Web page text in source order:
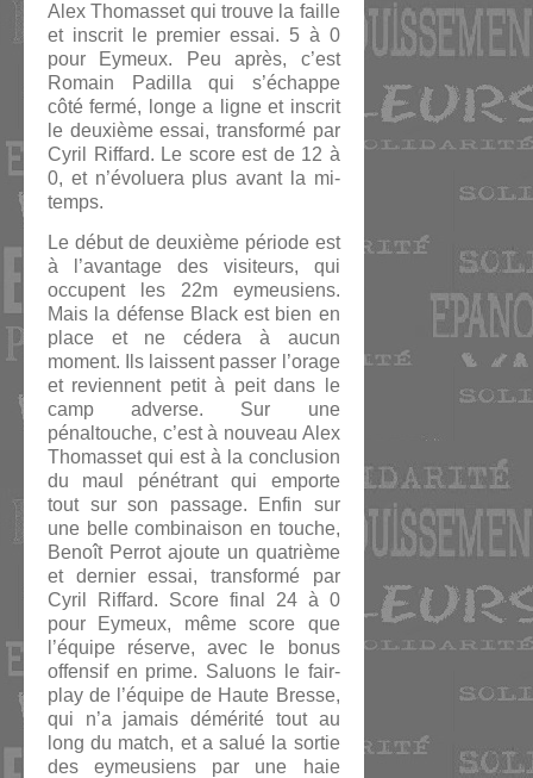
Alex Thomasset qui trouve la faille
et inscrit le premier essai. 5 à 0
pour Eymeux. Peu après, c’est
Romain Padilla qui s’échappe
côté fermé, longe a ligne et inscrit
le deuxième essai, transformé par
Cyril Riffard. Le score est de 12 à
0, et n’évoluera plus avant la mi-
temps.
Le début de deuxième période est
à l’avantage des visiteurs, qui
occupent les 22m eymeusiens.
Mais la défense Black est bien en
place et ne cédera à aucun
moment. Ils laissent passer l’orage
et reviennent petit à peit dans le
camp adverse. Sur une
pénaltouche, c’est à nouveau Alex
Thomasset qui est à la conclusion
du maul pénétrant qui emporte
tout sur son passage. Enfin sur
une belle combinaison en touche,
Benoît Perrot ajoute un quatrième
et dernier essai, transformé par
Cyril Riffard. Score final 24 à 0
pour Eymeux, même score que
l’équipe réserve, avec le bonus
offensif en prime. Saluons le fair-
play de l’équipe de Haute Bresse,
qui n’a jamais démérité tout au
long du match, et a salué la sortie
des eymeusiens par une haie